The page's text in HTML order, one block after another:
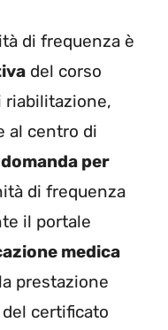
di frequenza è
del corso
riabilitazione,
al centro di
domanda per
di frequenza
il portale
medica
prestazione
certificato